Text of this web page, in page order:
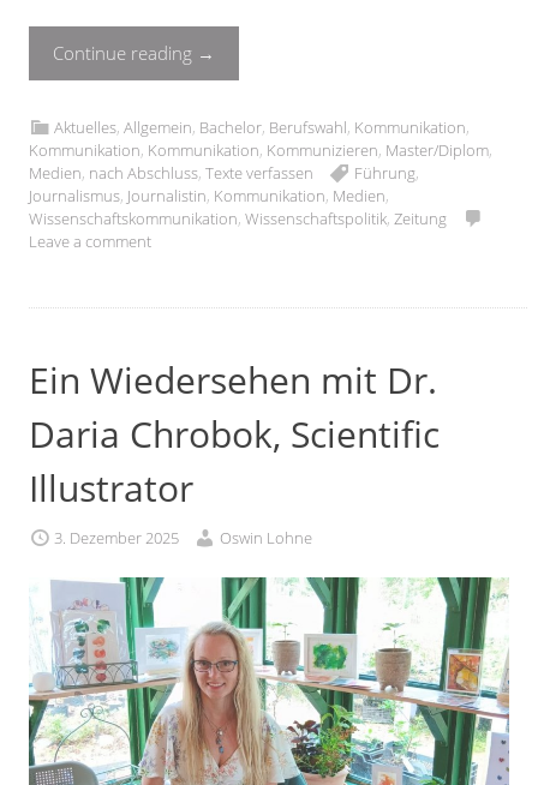
Continue reading →
Aktuelles,Allgemein, Bachelor, Berufswahl, Kommunikation,
Kommunikation, Kommunikation, Kommunizieren, Master/Diplom,
Medien, nach Abschluss,Texte verfassen Führung,
Journalismus, Journalistin, Kommunikation, Medien,
Wissenschaftskommunikation,Wissenschaftspolitik,Zeitung
Leave a comment
Ein Wiedersehen mit Dr.
Daria Chrobok, Scientific
Illustrator
3. Dezember 2025 Oswin Lohne